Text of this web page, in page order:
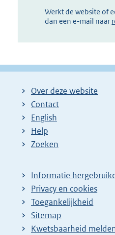
Werkt de website of
dan een e-mail naar
Over deze website
Contact
English
Help
Zoeken
Informatie
Privacy en cookies
Toegankelijkheid
Sitemap
E
Kwetsbaarheid